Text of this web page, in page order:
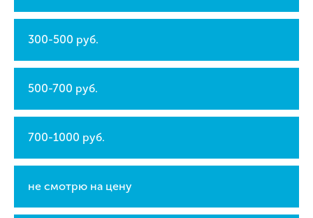
300-500 руб.
500-700 руб.
700-1000 руб.
не смотрю на цену